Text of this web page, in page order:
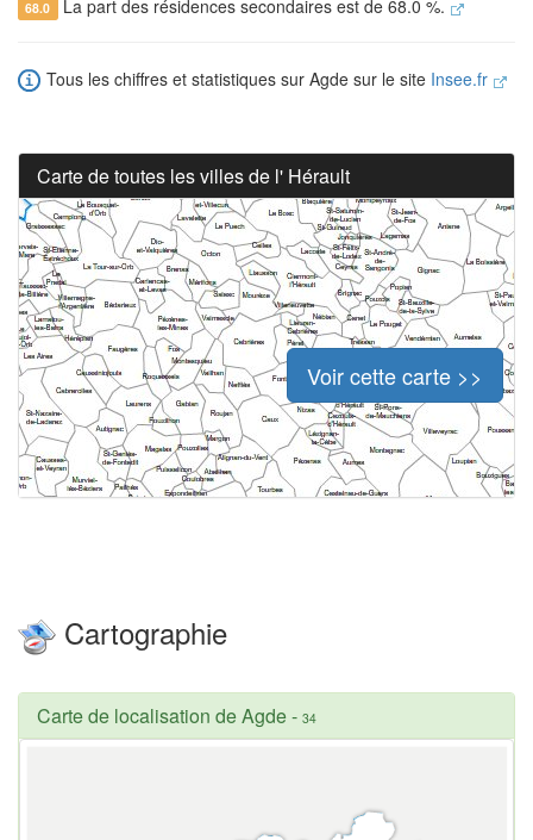
68.0 La part des résidences secondaires est de 68.0 %.
Tous les chiffres et statistiques sur Agde sur le site Insee.fr
Carte de toutes les villes de l' Hérault
Voir cette carte >>
Cartographie
Carte de localisation de Agde- 34